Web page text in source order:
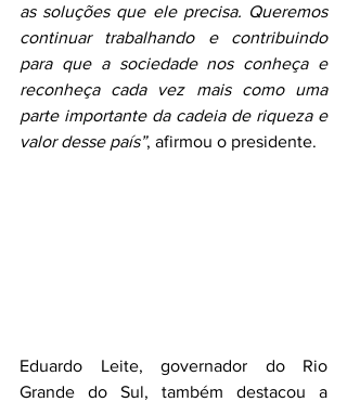
as soluções que ele precisa. Queremos
continuar trabalhando e contribuindo
para que a sociedade nos conheça e
reconheça cada vez mais como uma
parte importante da cadeia de riqueza e
valor desse país”, afirmou o presidente.
Eduardo Leite, governador do Rio
Grande do Sul, também destacou a